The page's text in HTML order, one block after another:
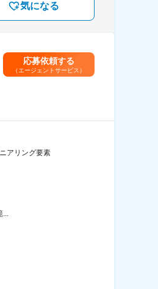
気になる
応募依頼する
（エージェントサービス）
アリング要素
...